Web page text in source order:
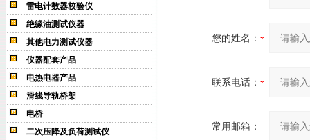
雷电计数器校验仪
绝缘油测试仪器
其他电力测试仪器
仪器配套产品
电热电器产品
滑线导轨桥架
电桥
二次压降及负荷测试仪
您的姓名：
联系电话：
常用邮箱：